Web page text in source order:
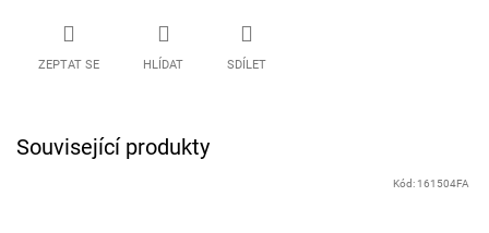
ZEPTAT SE HLÍDAT SDÍLET
Související produkty
Kód: 161504FA